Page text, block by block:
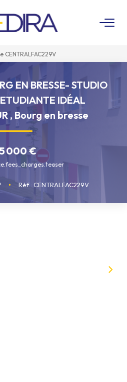
ACHETER
LOUER
ESTIMER
GÉRER
De Biens
Copropriété
AGENCE
CENTRALFAC229V
EN BRESSE- STUDIO
IDÉAL
, Bourg en bresse
000 €
• Réf : CENTRALFAC229V